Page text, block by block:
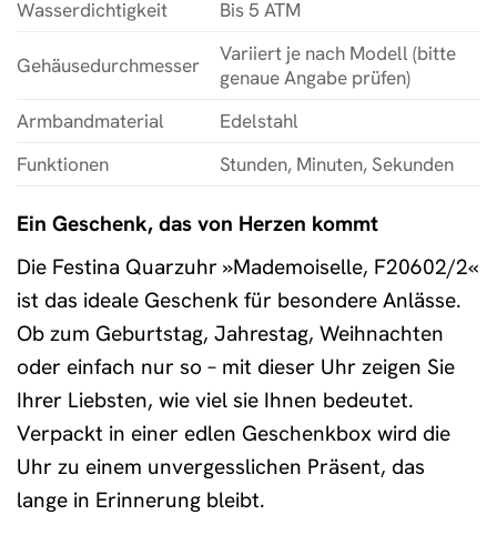
Wasserdichtigkeit Bis 5 ATM
Gehäusedurchmesser
Variiert je nach Modell (bitte
genaue Angabe prüfen)
Armbandmaterial
Edelstahl
Funktionen
Stunden, Minuten, Sekunden
Ein Geschenk, das von Herzen kommt
Die Festina Quarzuhr »Mademoiselle, F20602/2«
ist das ideale Geschenk für besondere Anlässe.
Ob zum Geburtstag, Jahrestag, Weihnachten
oder einfach nur so – mit dieser Uhr zeigen Sie
Ihrer Liebsten, wie viel sie Ihnen bedeutet.
Verpackt in einer edlen Geschenkbox wird die
Uhr zu einem unvergesslichen Präsent, das
lange in Erinnerung bleibt.